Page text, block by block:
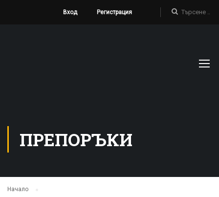
Вход Регистрация
ПРЕПОРЪКИ
Начало